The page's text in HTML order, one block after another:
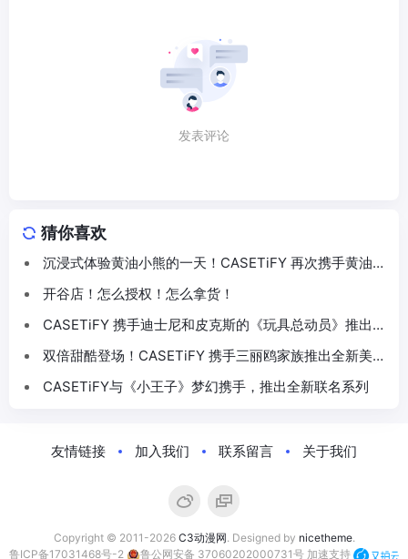
发表评论
猜你喜欢
沉浸式体验黄油小熊的一天！CASETiFY 再次携手黄油小
熊推出联名系列
开谷店！怎么授权！怎么拿货！
CASETiFY 携手迪士尼和皮克斯的《玩具总动员》推出
30 周年主题联名系列
双倍甜酷登场！CASETiFY 携手三丽鸥家族推出全新美乐
蒂 & 酷洛米联名系列
CASETiFY与《小王子》梦幻携手，推出全新联名系列
友情链接 加入我们 联系留言 关于我们
Copyright © 2011-2026 C3动漫网. Designed by nicetheme.
鲁ICP备17031468号-2
鲁公网安备 37060202000731号 加速支持